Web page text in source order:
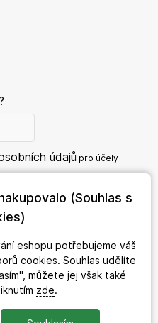
údajů pro účely
(Souhlas s
eshopu potřebujeme váš
cookies. Souhlas udělíte
můžete jej však také
zde.